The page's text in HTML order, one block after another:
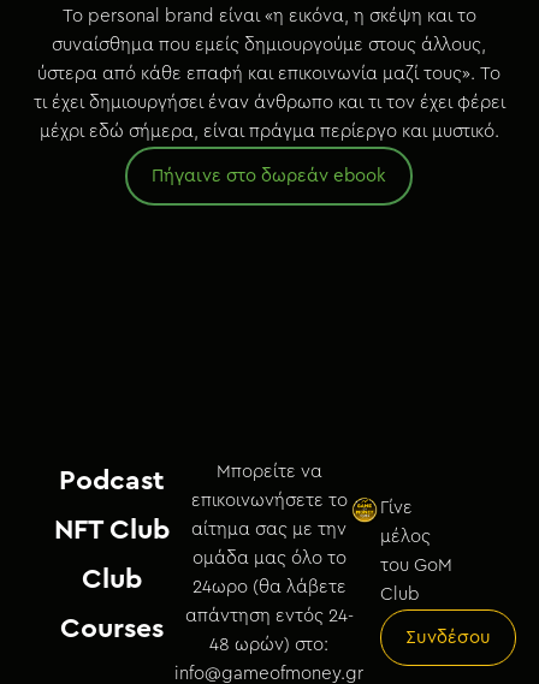
Το personal brand είναι «η εικόνα, η σκέψη και το
συναίσθημα που εμείς δημιουργούμε στους άλλους,
ύστερα από κάθε επαφή και επικοινωνία μαζί τους». Το
τι έχει δημιουργήσει έναν άνθρωπο και τι τον έχει φέρει
μέχρι εδώ σήμερα, είναι πράγμα περίεργο και μυστικό.
Πήγαινε στο δωρεάν ebook
Podcast
NFT Club
Club
Courses
Μπορείτε να
επικοινωνήσετε το
αίτημα σας με την
ομάδα μας όλο το
24ωρο (θα λάβετε
απάντηση εντός 24-
48 ωρών) στο:
info@gameofmoney.gr
Γίνε
μέλος
του GoM
Club
Συνδέσου